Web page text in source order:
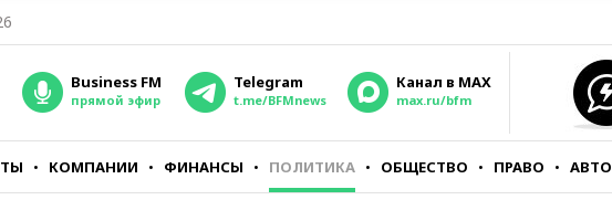
Business FM
прямой эфир
Telegram
t.me/BFMnews
Канал в MAX
max.ru/bfm
КОМПАНИИ ФИНАНСЫ ПОЛИТИКА ОБЩЕСТВО ПРАВО АВТО